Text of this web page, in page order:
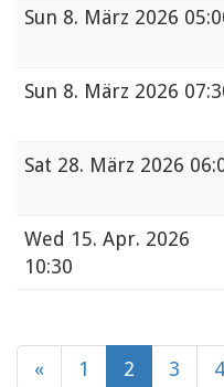
Sun 8. März 2026
Sun 8. März 2026
Sat 28. März 2026
Wed 15. Apr. 2026
10:30
« 1 2 3 4